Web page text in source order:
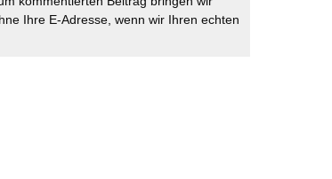
Ihre E-Adresse, wenn wir Ihren echten